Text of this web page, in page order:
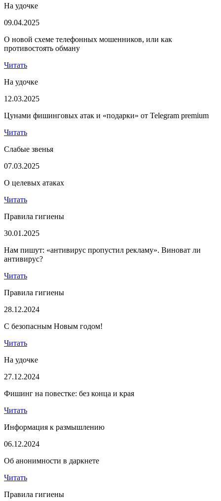
На удочке
09.04.2025
О новой схеме телефонных мошенников, или как
противостоять обману
Читать
На удочке
12.03.2025
Цунами фишинговых атак и «подарки» от Telegram premium
Читать
Слабые звенья
07.03.2025
О целевых атаках
Читать
Правила гигиены
30.01.2025
Нам пишут: «антивирус пропустил рекламу». Виноват ли
антивирус?
Читать
Правила гигиены
28.12.2024
С безопасным Новым годом!
Читать
На удочке
27.12.2024
Фишинг на повестке: без конца и края
Читать
Информация к размышлению
06.12.2024
Об анонимности в даркнете
Читать
Правила гигиены